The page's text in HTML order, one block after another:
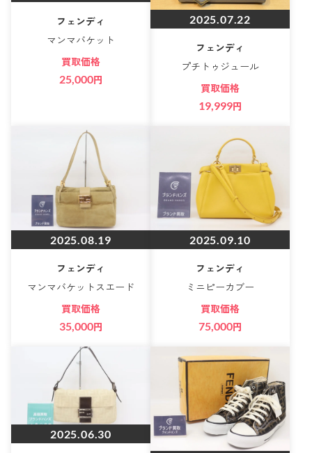
フェンディ
マンマバケット
買取価格
25,000円
2025.07.22
フェンディ
プチトゥジュール
買取価格
19,999円
2025.08.19
フェンディ
マンマバケットスエード
買取価格
35,000円
2025.09.10
フェンディ
ミニピーカブー
買取価格
75,000円
2025.06.30